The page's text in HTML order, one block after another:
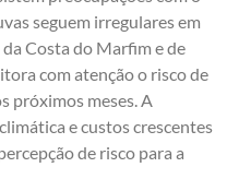
seguem irregulares em
Costa do Marfim e de
com atenção o risco de
próximos meses. A
e custos crescentes
de risco para a